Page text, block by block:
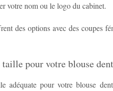
votre nom ou le logo du cabinet.
des options avec des coupes
pour votre blouse
adéquate pour votre blouse